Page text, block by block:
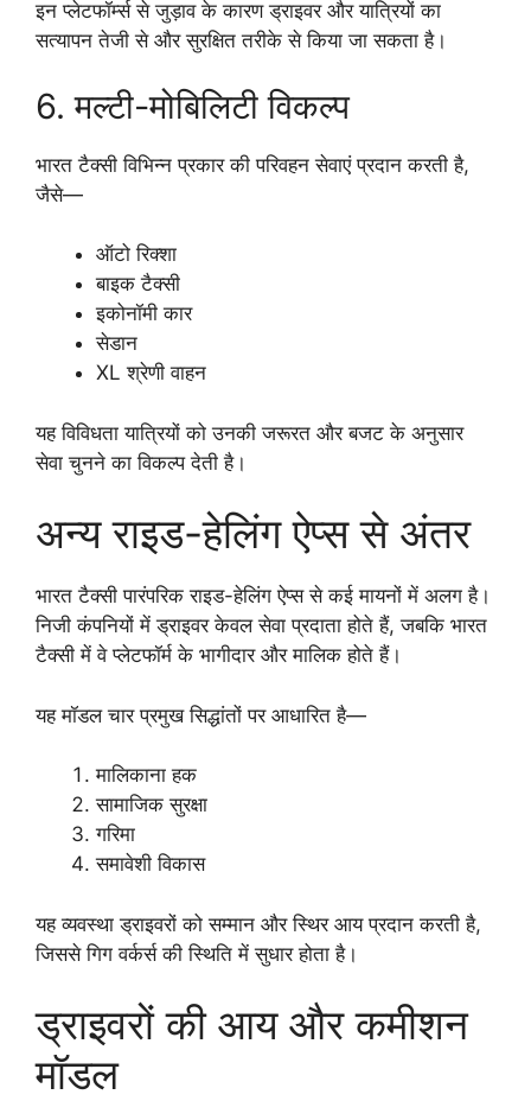
इन प्लेटफॉर्म्स से जुड़ाव के कारण ड्राइवर और यात्रियों का
सत्यापन तेजी से और सुरक्षित तरीके से किया जा सकता है।
6. मल्टी-मोबिलिटी विकल्प
भारत टैक्सी विभिन्न प्रकार की परिवहन सेवाएं प्रदान करती है,
जैसे—
ऑटो रिक्शा
बाइक टैक्सी
इकोनॉमी कार
सेडान
XL श्रेणी वाहन
यह विविधता यात्रियों को उनकी जरूरत और बजट के अनुसार
सेवा चुनने का विकल्प देती है।
अन्य राइड-हेलिंग ऐप्स से अंतर
भारत टैक्सी पारंपरिक राइड-हेलिंग ऐप्स से कई मायनों में अलग है।
निजी कंपनियों में ड्राइवर केवल सेवा प्रदाता होते हैं, जबकि भारत
टैक्सी में वे प्लेटफॉर्म के भागीदार और मालिक होते हैं।
यह मॉडल चार प्रमुख सिद्धांतों पर आधारित है—
मालिकाना हक
सामाजिक सुरक्षा
गरिमा
समावेशी विकास
यह व्यवस्था ड्राइवरों को सम्मान और स्थिर आय प्रदान करती है,
जिससे गिग वर्कर्स की स्थिति में सुधार होता है।
ड्राइवरों की आय और कमीशन
मॉडल